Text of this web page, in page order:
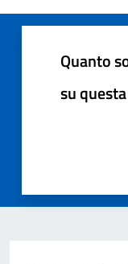
Quanto
su